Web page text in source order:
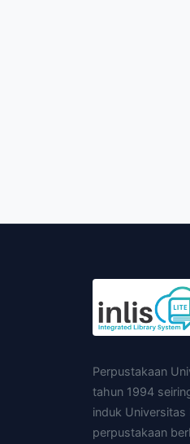
Perpustakaan
tahun 1994
induk Universitas
perpustakaan